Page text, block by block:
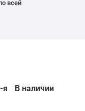
всей
я
В наличии